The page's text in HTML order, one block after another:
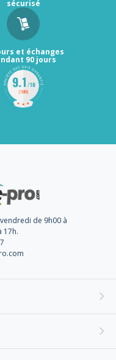
sécurisé
et échanges
90 jours
de 9h00 à
17h.